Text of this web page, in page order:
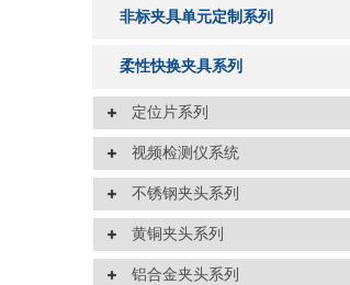
非标夹具单元定制系列
柔性快换夹具系列
定位片系列
视频检测仪系统
不锈钢夹头系列
黄铜夹头系列
铝合金夹头系列